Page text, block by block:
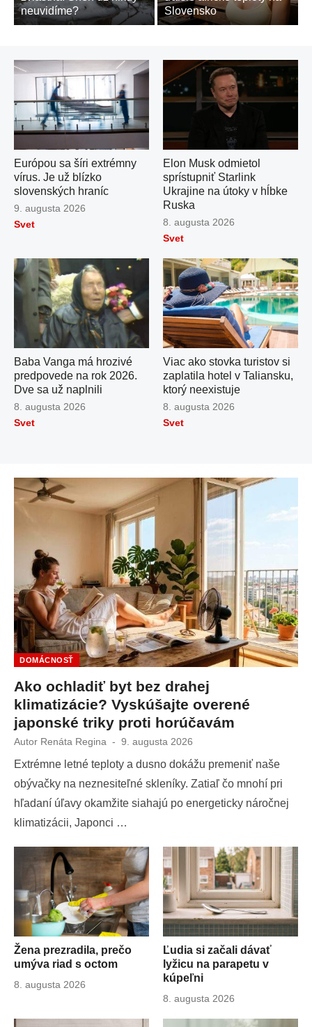
neuvidíme?
Slovensko
Európou sa šíri extrémny
vírus. Je už blízko
slovenských hraníc
Publikované
dňa
9. augusta 2026
Svet
Elon Musk odmietol
sprístupniť Starlink
Ukrajine na útoky v hĺbke
Ruska
Publikované
dňa
8. augusta 2026
Svet
Baba Vanga má hrozivé
predpovede na rok 2026.
Dve sa už naplnili
Publikované
dňa
8. augusta 2026
Svet
Viac ako stovka turistov si
zaplatila hotel v Taliansku,
ktorý neexistuje
Publikované
dňa
8. augusta 2026
Svet
DOMÁCNOSŤ
Ako ochladiť byt bez drahej
klimatizácie? Vyskúšajte overené
japonské triky proti horúčavám
Autor Renáta Regina
Publikované
9. augusta 2026
Extrémne letné teploty a dusno dokážu premeniť naše
obývačky na neznesiteľné skleníky. Zatiaľ čo mnohí pri
hľadaní úľavy okamžite siahajú po energeticky náročnej
klimatizácii, Japonci …
Žena prezradila, prečo
umýva riad s octom
Publikované
8. augusta 2026
Ľudia si začali dávať
lyžicu na parapetu v
kúpeľni
Publikované
8. augusta 2026